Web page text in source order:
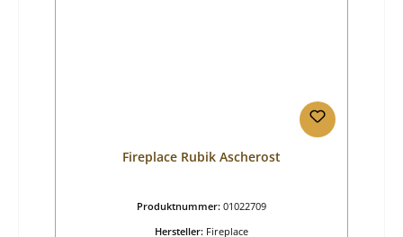
Fireplace Rubik Ascherost
Produktnummer: 01022709
Hersteller: Fireplace